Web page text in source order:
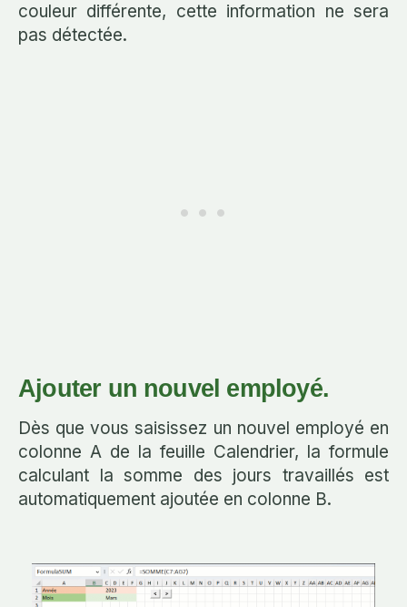
couleur différente, cette information ne sera
pas détectée.
Ajouter un nouvel employé.
Dès que vous saisissez un nouvel employé en
colonne A de la feuille Calendrier, la formule
calculant la somme des jours travaillés est
automatiquement ajoutée en colonne B.